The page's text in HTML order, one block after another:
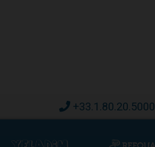
+33.1.80.20.5000